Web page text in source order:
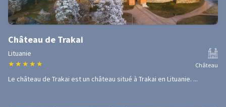
Château de Trakai
Lituanie
★ ★ ★ ★ ★ Château
Le château de Trakai est un château situé à Trakai en Lituanie. ...